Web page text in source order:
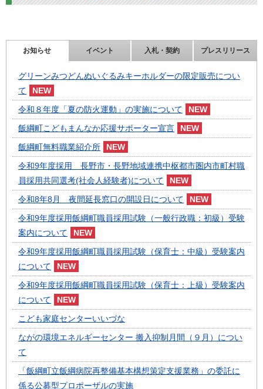
お知らせ イベント 入札・契約 プレスリリース
グリーンみつどんぬいぐるみキーホルダーの限定販売につい
て
令和８年度「夏の防火運動」の実施について
飯綱町こどもまんなか応援サポーター宣言
飯綱町無料職業紹介所
令和9年度採用 長野市・長野地域連携中枢都市圏内市町村職
員採用共同選考(社会人経験者)について
令和8年8月 夜間延長窓口の開設日について
令和9年度採用飯綱町職員採用試験（一般行政職：初級）受験
案内について
令和9年度採用飯綱町職員採用試験（保育士：中級）受験案内
について
令和9年度採用飯綱町職員採用試験（保育士：上級）受験案内
について
こども家庭センターいいづな
ながの環境エネルギーセンター 搬入抑制月間（９月）につい
て
「飯綱町立飯綱病院再整備基本構想策定支援業務」の委託に
係る公募型プロポーザルの実施